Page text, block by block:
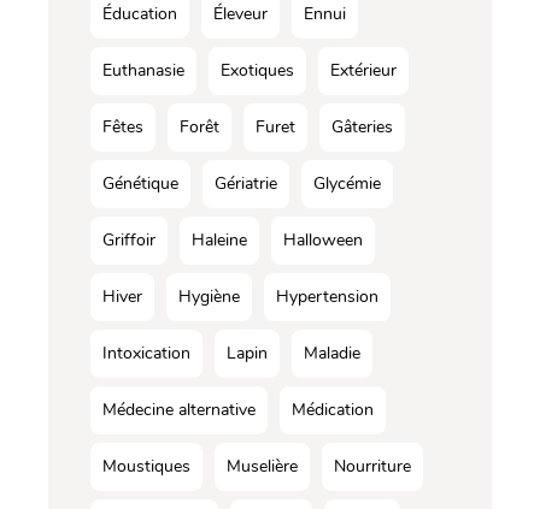
Éducation Éleveur Ennui
Euthanasie Exotiques Extérieur
Fêtes Forêt Furet Gâteries
Génétique Gériatrie Glycémie
Griffoir Haleine Halloween
Hiver Hygiène Hypertension
Intoxication Lapin Maladie
Médecine alternative Médication
Moustiques Muselière Nourriture